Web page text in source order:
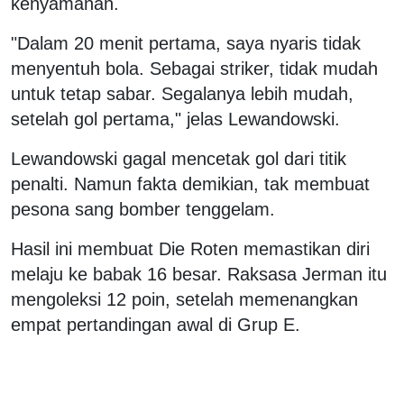
"Dalam 20 menit pertama, saya nyaris tidak
menyentuh bola. Sebagai striker, tidak mudah
untuk tetap sabar. Segalanya lebih mudah,
setelah gol pertama," jelas Lewandowski.
Lewandowski gagal mencetak gol dari titik
penalti. Namun fakta demikian, tak membuat
pesona sang bomber tenggelam.
Hasil ini membuat Die Roten memastikan diri
melaju ke babak 16 besar. Raksasa Jerman itu
mengoleksi 12 poin, setelah memenangkan
empat pertandingan awal di Grup E.